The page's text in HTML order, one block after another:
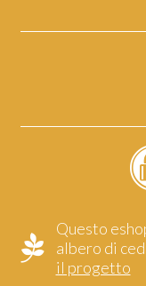
Questo
albero di
il progetto